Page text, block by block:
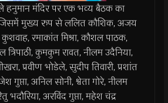
हनुमान मंदिर पर एक भव्य बैठक का
मुख्य रुप से ललित कौशिक, अजय
रमाकांत मिश्रा, कौशल पाठक,
त्रिपाठी, कुमकुम रावत, नीलम उदैनिया,
प्रवीण भोडेले, सुदीप तिवारी, प्रशांत
गुप्ता, अनिल सोनी, श्वेता गोरे, नीलम
भदौरिया, अरविंद गुप्ता, महेश चंद्र